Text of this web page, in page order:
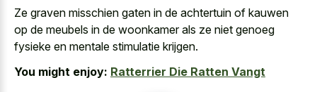
Ze graven misschien gaten in de achtertuin of kauwen
op de meubels in de woonkamer als ze niet genoeg
fysieke en mentale stimulatie krijgen.
You might enjoy: Ratterrier Die Ratten Vangt